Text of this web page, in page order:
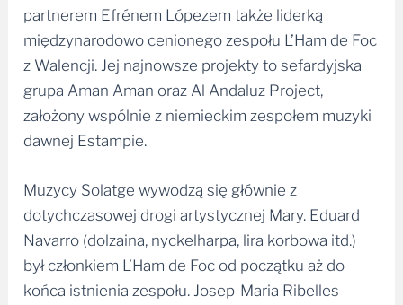
partnerem Efrénem Lópezem także liderką
międzynarodowo cenionego zespołu L’Ham de Foc
z Walencji. Jej najnowsze projekty to sefardyjska
grupa Aman Aman oraz Al Andaluz Project,
założony wspólnie z niemieckim zespołem muzyki
dawnej Estampie.
Muzycy Solatge wywodzą się głównie z
dotychczasowej drogi artystycznej Mary. Eduard
Navarro (dolzaina, nyckelharpa, lira korbowa itd.)
był członkiem L’Ham de Foc od początku aż do
końca istnienia zespołu. Josep-Maria Ribelles